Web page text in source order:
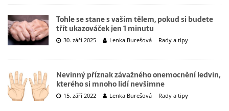
Tohle se stane s vaším tělem, pokud si budete
třít ukazováček jen 1 minutu
30. září 2025 Lenka Burešová Rady a tipy
Nevinný příznak závažného onemocnění ledvin,
kterého si mnoho lidí nevšimne
15. září 2022 Lenka Burešová Rady a tipy